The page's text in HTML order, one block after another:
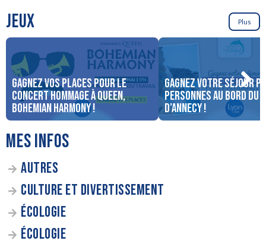
JEUX Plus
Gagnez vos places pour le
concert Hommage à Queen,
Bohemian Harmony !
Gagnez votre séjour
personnes au bord du
d’Annecy !
MES INFOS
AUTRES
CULTURE ET DIVERTISSEMENT
ÉCOLOGIE
ÉCOLOGIE